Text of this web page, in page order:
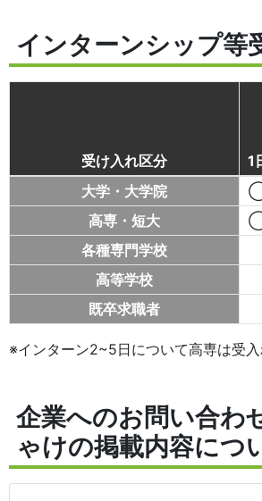
インターンシップ等
受け入れ区分 1
大学・大学院
高専・短大
各種専門学校
高等学校
既卒求職者
※インターン2~5日について高専は受入
企業へのお問い合わ
ゃけの掲載内容につ